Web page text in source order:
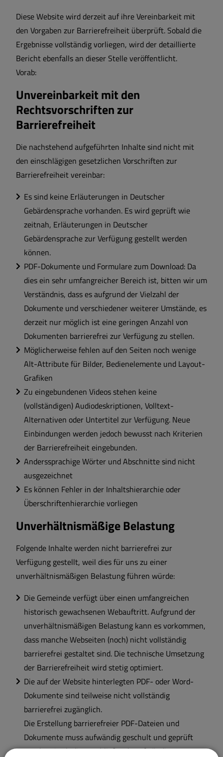
Diese Website wird derzeit auf ihre Vereinbarkeit mit
den Vorgaben zur Barrierefreiheit überprüft. Sobald die
Ergebnisse vollständig vorliegen, wird der detaillierte
Bericht ebenfalls an dieser Stelle veröffentlicht.
Vorab:
Unvereinbarkeit mit den
Rechtsvorschriften zur
Barrierefreiheit
Die nachstehend aufgeführten Inhalte sind nicht mit
den einschlägigen gesetzlichen Vorschriften zur
Barrierefreiheit vereinbar:
Es sind keine Erläuterungen in Deutscher
Gebärdensprache vorhanden. Es wird geprüft wie
zeitnah, Erläuterungen in Deutscher
Gebärdensprache zur Verfügung gestellt werden
können.
PDF-Dokumente und Formulare zum Download: Da
dies ein sehr umfangreicher Bereich ist, bitten wir um
Verständnis, dass es aufgrund der Vielzahl der
Dokumente und verschiedener weiterer Umstände, es
derzeit nur möglich ist eine geringen Anzahl von
Dokumenten barrierefrei zur Verfügung zu stellen.
Möglicherweise fehlen auf den Seiten noch wenige
Alt-Attribute für Bilder, Bedienelemente und Layout-
Grafiken
Zu eingebundenen Videos stehen keine
(vollständigen) Audiodeskriptionen, Volltext-
Alternativen oder Untertitel zur Verfügung. Neue
Einbindungen werden jedoch bewusst nach Kriterien
der Barrierefreiheit eingebunden.
Anderssprachige Wörter und Abschnitte sind nicht
ausgezeichnet
Es können Fehler in der Inhaltshierarchie oder
Überschriftenhierarchie vorliegen
Unverhältnismäßige Belastung
Folgende Inhalte werden nicht barrierefrei zur
Verfügung gestellt, weil dies für uns zu einer
unverhältnismäßigen Belastung führen würde:
Die Gemeinde verfügt über einen umfangreichen
historisch gewachsenen Webauftritt. Aufgrund der
unverhältnismäßigen Belastung kann es vorkommen,
dass manche Webseiten (noch) nicht vollständig
barrierefrei gestaltet sind. Die technische Umsetzung
der Barrierefreiheit wird stetig optimiert.
Die auf der Website hinterlegten PDF- oder Word-
Dokumente sind teilweise nicht vollständig
barrierefrei zugänglich.
Die Erstellung barrierefreier PDF-Dateien und
Dokumente muss aufwändig geschult und geprüft
werden. Auch die anschließende aufwändige